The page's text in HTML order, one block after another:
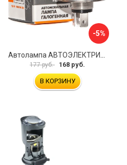
-5%
177 руб. 168 руб.
В КОРЗИНУ